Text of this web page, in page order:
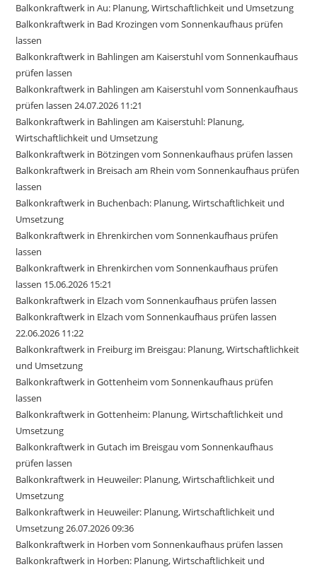
Balkonkraftwerk in Au: Planung, Wirtschaftlichkeit und Umsetzung
Balkonkraftwerk in Bad Krozingen vom Sonnenkaufhaus prüfen
lassen
Balkonkraftwerk in Bahlingen am Kaiserstuhl vom Sonnenkaufhaus
prüfen lassen
Balkonkraftwerk in Bahlingen am Kaiserstuhl vom Sonnenkaufhaus
prüfen lassen 24.07.2026 11:21
Balkonkraftwerk in Bahlingen am Kaiserstuhl: Planung,
Wirtschaftlichkeit und Umsetzung
Balkonkraftwerk in Bötzingen vom Sonnenkaufhaus prüfen lassen
Balkonkraftwerk in Breisach am Rhein vom Sonnenkaufhaus prüfen
lassen
Balkonkraftwerk in Buchenbach: Planung, Wirtschaftlichkeit und
Umsetzung
Balkonkraftwerk in Ehrenkirchen vom Sonnenkaufhaus prüfen
lassen
Balkonkraftwerk in Ehrenkirchen vom Sonnenkaufhaus prüfen
lassen 15.06.2026 15:21
Balkonkraftwerk in Elzach vom Sonnenkaufhaus prüfen lassen
Balkonkraftwerk in Elzach vom Sonnenkaufhaus prüfen lassen
22.06.2026 11:22
Balkonkraftwerk in Freiburg im Breisgau: Planung, Wirtschaftlichkeit
und Umsetzung
Balkonkraftwerk in Gottenheim vom Sonnenkaufhaus prüfen
lassen
Balkonkraftwerk in Gottenheim: Planung, Wirtschaftlichkeit und
Umsetzung
Balkonkraftwerk in Gutach im Breisgau vom Sonnenkaufhaus
prüfen lassen
Balkonkraftwerk in Heuweiler: Planung, Wirtschaftlichkeit und
Umsetzung
Balkonkraftwerk in Heuweiler: Planung, Wirtschaftlichkeit und
Umsetzung 26.07.2026 09:36
Balkonkraftwerk in Horben vom Sonnenkaufhaus prüfen lassen
Balkonkraftwerk in Horben: Planung, Wirtschaftlichkeit und